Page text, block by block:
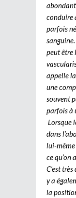
conduire
parfois
peut être
appelle
une
souvent
parfois à
Lorsque
dans
lui-même
ce qu’on
C’est
y a
la